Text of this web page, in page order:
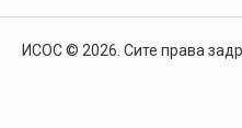
ИСОС © 2026. Сите права